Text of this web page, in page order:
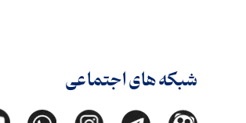
شبکه های اجتماعی